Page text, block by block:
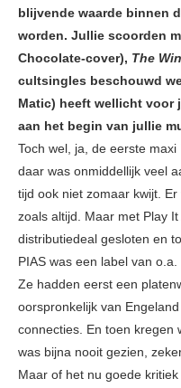
blijvende waarde binnen
worden. Jullie scoorden
Chocolate-cover), The
cultsingles beschouwd
Matic) heeft wellicht voor
aan het begin van jullie
Toch wel, ja, de eerste maxi
daar was onmiddellijk veel
tijd ook niet zomaar kwijt.
zoals altijd. Maar met Play
distributiedeal gesloten en
PIAS was een label van
Ze hadden eerst een
oorspronkelijk van
connecties. En toen kregen
was bijna nooit gezien,
Maar of het nu goede